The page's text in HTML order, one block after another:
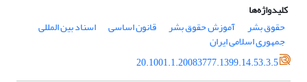
کلیدواژه‌ها
حقوق بشر
آموزش حقوق بشر قانون اساسی اسناد بین المللی
جمهوری اسلامی ایران
20.1001.1.20083777.1399.14.53.3.5